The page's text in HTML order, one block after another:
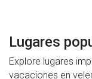
Lugares
Explore lugares
vacaciones en